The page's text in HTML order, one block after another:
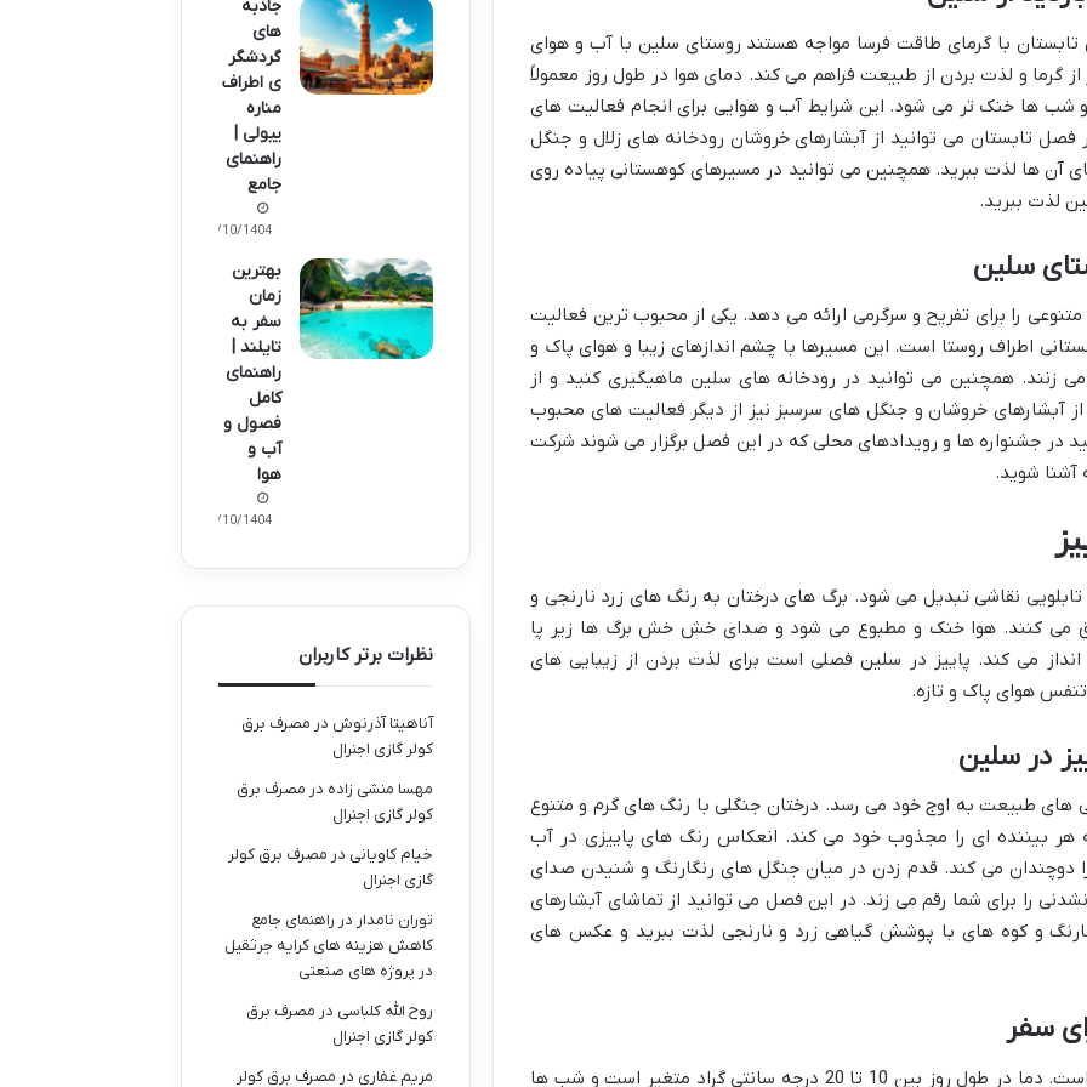
تابستان با گرمای طاقت فرسا مواجه هستند روستای سلین با آب و هوای
گرما و لذت بردن از طبیعت فراهم می کند. دمای هوا در طول روز معمولاً
است و شب ها خنک تر می شود. این شرایط آب و هوایی برای انجام فعالیت های
تابستان می توانید از آبشارهای خروشان رودخانه های زلال و جنگل
آن ها لذت ببرید. همچنین می توانید در مسیرهای کوهستانی پیاده روی
لذت ببرید.
سلین
را برای تفریح و سرگرمی ارائه می دهد. یکی از محبوب ترین فعالیت
اطراف روستا است. این مسیرها با چشم اندازهای زیبا و هوای پاک و
زنند. همچنین می توانید در رودخانه های سلین ماهیگیری کنید و از
آبشارهای خروشان و جنگل های سرسبز نیز از دیگر فعالیت های محبوب
در جشنواره ها و رویدادهای محلی که در این فصل برگزار می شوند شرکت
آشنا شوید.
نقاشی تبدیل می شود. برگ های درختان به رنگ های زرد نارنجی و
می کنند. هوا خنک و مطبوع می شود و صدای خش خش برگ ها زیر پا
می کند. پاییز در سلین فصلی است برای لذت بردن از زیبایی های
هوای پاک و تازه.
در سلین
های طبیعت به اوج خود می رسد. درختان جنگلی با رنگ های گرم و متنوع
هر بیننده ای را مجذوب خود می کند. انعکاس رنگ های پاییزی در آب
را دوچندان می کند. قدم زدن در میان جنگل های رنگارنگ و شنیدن صدای
را برای شما رقم می زند. در این فصل می توانید از تماشای آبشارهای
و کوه های با پوشش گیاهی زرد و نارنجی لذت ببرید و عکس های
سفر
آب و هوای پاییزی در سلین خنک و مطبوع است. دما در طول روز بین 10 تا 20 درجه سانتی گراد متغیر است و شب ها
جاذبه
های
گردشگر
ی اطراف
مناره
ییولی |
راهنمای
جامع
09/10/1404
بهترین
زمان
سفر به
تایلند |
راهنمای
کامل
فصول و
آب و
هوا
10/10/1404
نظرات برتر کاربران
آناهیتا آذرنوش در مصرف برق
کولر گازی اجنرال
مهسا منشی زاده در مصرف برق
کولر گازی اجنرال
خیام کاویانی در مصرف برق کولر
گازی اجنرال
توران نامدار در راهنمای جامع
کاهش هزینه های کرایه جرثقیل
در پروژه های صنعتی
روح الله کلباسی در مصرف برق
کولر گازی اجنرال
مریم غفاری در مصرف برق کولر